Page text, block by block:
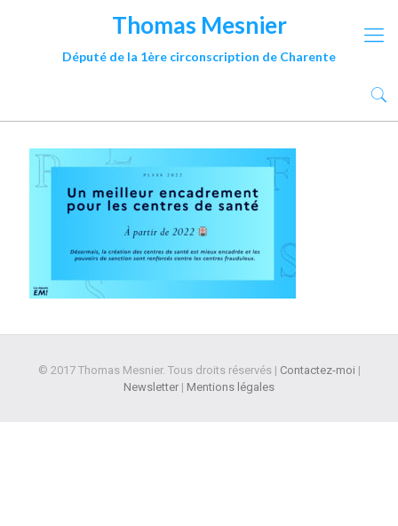
Thomas Mesnier
Député de la 1ère circonscription de Charente
© 2017 Thomas Mesnier. Tous droits réservés | Contactez-moi |
Newsletter | Mentions légales